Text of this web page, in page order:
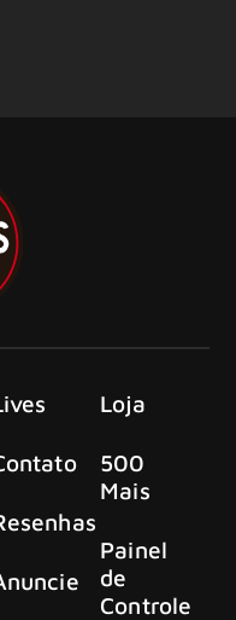
Loja
500
Mais
Painel
de
Controle